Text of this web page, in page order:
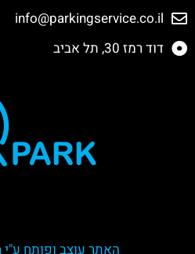
info@parkingservice.co.il
דוד רמז 30, תל אביב
האתר עוצב ופותח ע"י MoreVision ©